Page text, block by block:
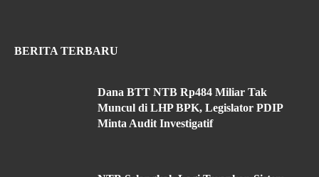
BERITA TERBARU
Dana BTT NTB Rp484 Miliar Tak
Muncul di LHP BPK, Legislator PDIP
Minta Audit Investigatif